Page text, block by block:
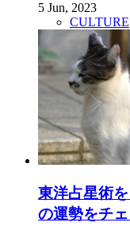
5 Jun, 2023
CULTURE
東洋占星術
の運勢をチェ